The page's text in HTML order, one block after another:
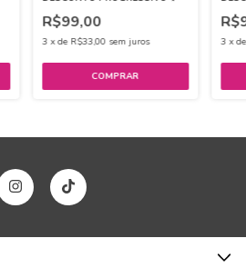
R$99,00
3 xde R$33,00 sem juros
COMPRAR
3 x